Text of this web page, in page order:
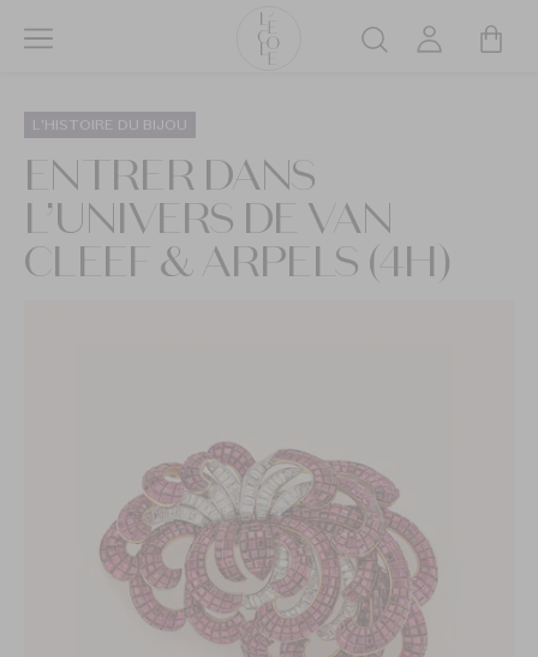
Jewelry
Arts
logo
Rechercher
L'HISTOIRE DU BIJOU
ENTRER DANS
L’UNIVERS DE VAN
CLEEF & ARPELS (4H)